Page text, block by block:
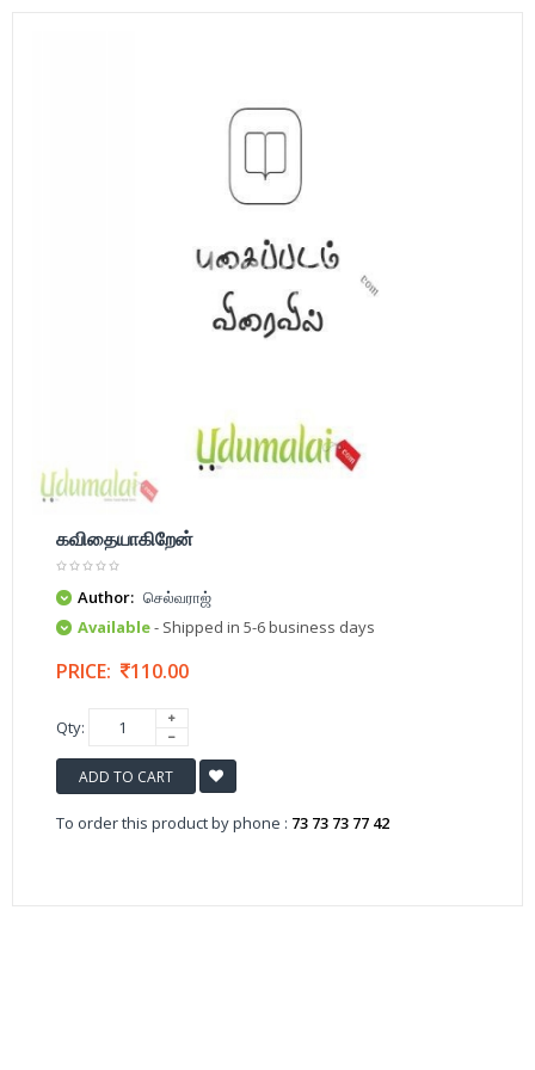
கவிதையாகிறேன்
Author: செல்வராஜ்
Available- Shipped in 5-6 business days
PRICE: 110.00
Qty:
ADD TO CART
To order this product by phone : 73 73 73 77 42